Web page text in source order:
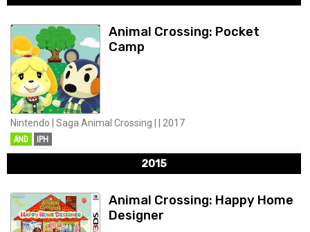
Animal Crossing: Pocket
Camp
Nintendo | Saga Animal Crossing | | 2017
AND IPH
2015
Animal Crossing: Happy Home
Designer